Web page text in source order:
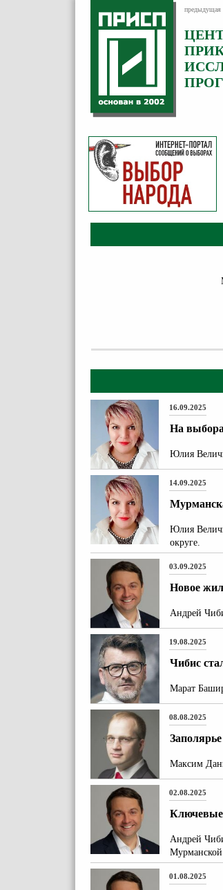
предыдущая
16.09.2025
На
Юлия
14.09.2025
Юлия
округе.
03.09.2025
Новое
Андрей
19.08.2025
Чибис
Марат
08.08.2025
Максим
02.08.2025
Ключевые
Андрей
Мурманской
01.08.2025